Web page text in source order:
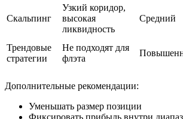
Скальпинг
Узкий коридор,
высокая
ликвидность
Средний
Трендовые
стратегии
Не подходят для
флэта
Дополнительные рекомендации:
Уменьшать размер позиции
Фиксировать прибыль внутри